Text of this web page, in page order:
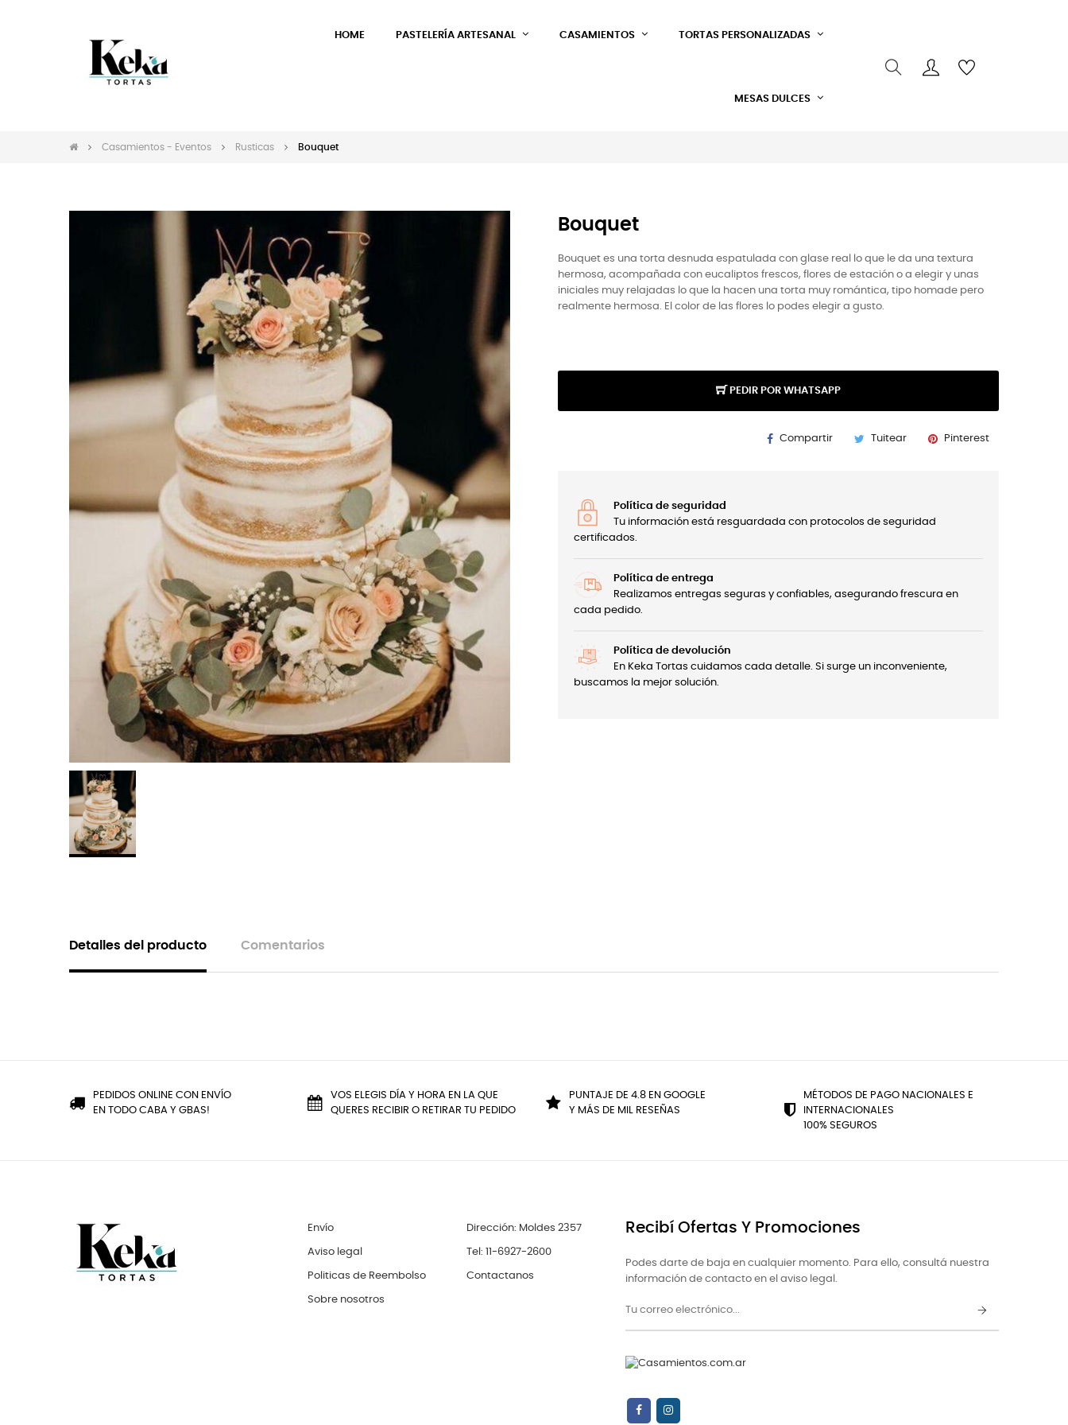
HOME PASTELERÍA ARTESANAL CASAMIENTOS TORTAS PERSONALIZADAS
MESAS DULCES
Casamientos - Eventos Rusticas Bouquet
Bouquet
Bouquet es una torta desnuda espatulada con glase real lo que le da una textura
hermosa, acompañada con eucaliptos frescos, flores de estación o a elegir y unas
iniciales muy relajadas lo que la hacen una torta muy romántica, tipo homade pero
realmente hermosa. El color de las flores lo podes elegir a gusto.
PEDIR POR WHATSAPP
Compartir Tuitear Pinterest
Política de seguridad
Tu información está resguardada con protocolos de seguridad
certificados.
Política de entrega
Realizamos entregas seguras y confiables, asegurando frescura en
cada pedido.
Política de devolución
En Keka Tortas cuidamos cada detalle. Si surge un inconveniente,
buscamos la mejor solución.
Detalles del producto Comentarios
PEDIDOS ONLINE CON ENVÍO
EN TODO CABA Y GBAS!
VOS ELEGIS DÍA Y HORA EN LA QUE
QUERES RECIBIR O RETIRAR TU PEDIDO
PUNTAJE DE 4.8 EN GOOGLE
Y MÁS DE MIL RESEÑAS
MÉTODOS DE PAGO NACIONALES E
INTERNACIONALES
100% SEGUROS
Envío
Aviso legal
Politicas de Reembolso
Sobre nosotros
Dirección: Moldes 2357
Tel: 11-6927-2600
Contactanos
Recibí Ofertas Y Promociones
Podes darte de baja en cualquier momento. Para ello, consultá nuestra
información de contacto en el aviso legal.